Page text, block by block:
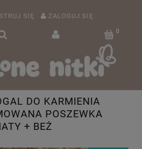
SIĘ ZALOGUJ SIĘ
DO KARMIENIA
POSZEWKA
+ BEŻ